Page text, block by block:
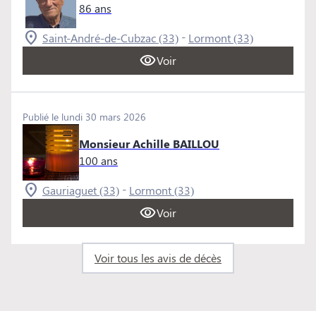
86 ans
Saint-André-de-Cubzac (33) - Lormont (33)
Voir
Publié le lundi 30 mars 2026
Monsieur Achille BAILLOU
100 ans
Gauriaguet (33) - Lormont (33)
Voir
Voir tous les avis de décès